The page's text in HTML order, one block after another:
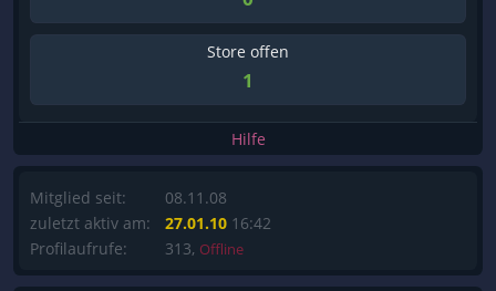
Store offen
1
Hilfe
Mitglied seit:
zuletzt aktiv am:
Profilaufrufe:
08.11.08
27.01.10 16:42
313, Offline